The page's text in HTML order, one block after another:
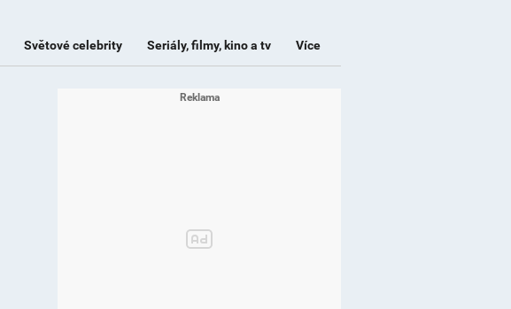
Světové celebrity Seriály, filmy, kino a tv Více